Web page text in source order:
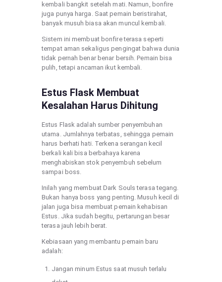
kembali bangkit setelah mati. Namun, bonfire
juga punya harga. Saat pemain beristirahat,
banyak musuh biasa akan muncul kembali.
Sistem ini membuat bonfire terasa seperti
tempat aman sekaligus pengingat bahwa dunia
tidak pernah benar benar bersih. Pemain bisa
pulih, tetapi ancaman ikut kembali.
Estus Flask Membuat
Kesalahan Harus Dihitung
Estus Flask adalah sumber penyembuhan
utama. Jumlahnya terbatas, sehingga pemain
harus berhati hati. Terkena serangan kecil
berkali kali bisa berbahaya karena
menghabiskan stok penyembuh sebelum
sampai boss.
Inilah yang membuat Dark Souls terasa tegang.
Bukan hanya boss yang penting. Musuh kecil di
jalan juga bisa membuat pemain kehabisan
Estus. Jika sudah begitu, pertarungan besar
terasa jauh lebih berat.
Kebiasaan yang membantu pemain baru
adalah:
Jangan minum Estus saat musuh terlalu